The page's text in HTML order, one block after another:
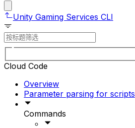
Unity Gaming Services CLI
Cloud Code
Overview
Parameter parsing for scripts
Commands